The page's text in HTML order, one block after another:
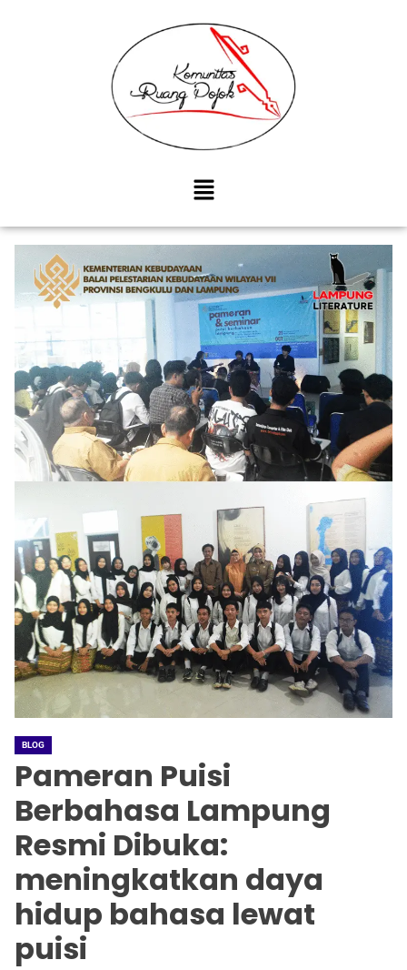
BLOG
Pameran Puisi
Berbahasa Lampung
Resmi Dibuka:
meningkatkan daya
hidup bahasa lewat
puisi